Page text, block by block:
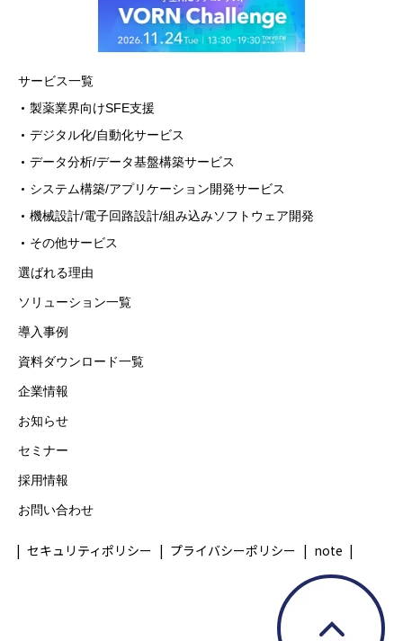
内に対応いたします。
【お問合せ窓口】
〒100-0013 東京都千代田区霞が関3-2-6
東京倶楽部ビルディング9階
株式会社デジタルフォルン 個人情報問
合せ窓口
付時間9:00～18:00※）
※土・日曜日、祝日、年末年始、ゴール
デンウィーク期間は翌営業日以降の対応と
させていただきます。
6. 個人情報を提供されることの任意性につ
いて
ご本人様が当社に個人情報を提供される
必要な項目をいただけない場合、適切な対
応ができない場合があります。
※詳細な個人情報の取扱いについては、当
社「プライバシーポリシー」をご確認くだ
https://www.vorn.co.jp/privacy
サービス一覧
製薬業界向けSFE支援
デジタル化/自動化サービス
データ分析/データ基盤構築サービス
システム構築/アプリケーション開発サービス
機械設計/電子回路設計/組み込みソフトウェア開発
その他サービス
選ばれる理由
ソリューション一覧
導入事例
資料ダウンロード一覧
企業情報
お知らせ
セミナー
採用情報
お問い合わせ
セキュリティポリシー プライバシーポリシー note